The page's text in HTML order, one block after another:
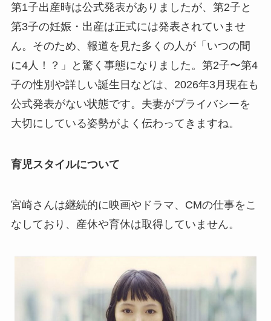
第1子出産時は公式発表がありましたが、第2子と
第3子の妊娠・出産は正式には発表されていませ
ん。そのため、報道を見た多くの人が「いつの間
に4人！？」と驚く事態になりました。第2子〜第4
子の性別や詳しい誕生日などは、2026年3月現在も
公式発表がない状態です。夫妻がプライバシーを
大切にしている姿勢がよく伝わってきますね。
育児スタイルについて
宮崎さんは継続的に映画やドラマ、CMの仕事をこ
なしており、産休や育休は取得していません。